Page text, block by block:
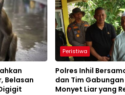
Belasan
Peristiwa
Polres Inhil
dan Tim
Monyet Liar yang